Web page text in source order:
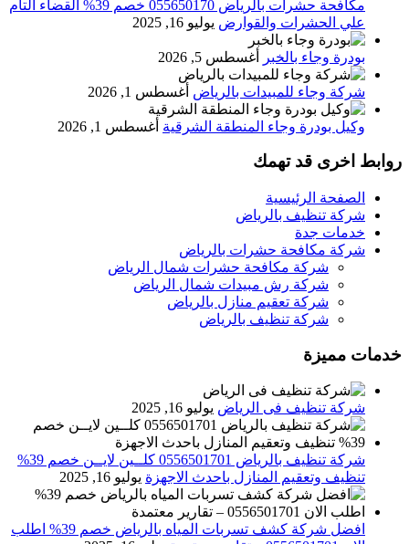
مكافحة حشرات بالرياض 055650170 خصم 39% القضاء التام
علي الحشرات والقوارض يوليو 16, 2025
بودرة وجاء بالخبر أغسطس 5, 2026
شركة وجاء للمبيدات بالرياض أغسطس 1, 2026
وكيل بودرة وجاء المنطقة الشرقية أغسطس 1, 2026
روابط اخرى قد تهمك
الصفحة الرئيسية
شركة تنظيف بالرياض
خدمات جدة
شركة مكافحة حشرات بالرياض
شركة مكافحة حشرات شمال الرياض
شركة رش مبيدات شمال الرياض
شركة تعقيم منازل بالرياض
شركة تنظيف بالرياض
خدمات مميزة
شركة تنظيف فى الرياض يوليو 16, 2025
شركة تنظيف بالرياض 0556501701 كلــين لايــن خصم 39%
تنظيف وتعقيم المنازل باحدث الاجهزة يوليو 16, 2025
افضل شركة كشف تسربات المياه بالرياض خصم 39% اطلب